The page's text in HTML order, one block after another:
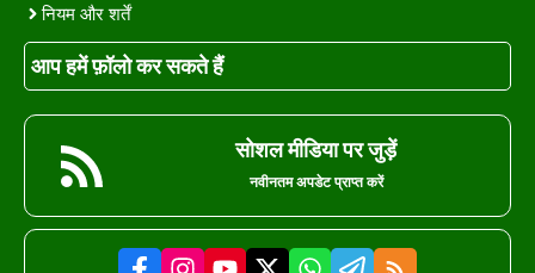
नियम और शर्तें
आप हमें फ़ॉलो कर सकते हैं
सोशल मीडिया पर जुड़ें
नवीनतम अपडेट प्राप्त करें